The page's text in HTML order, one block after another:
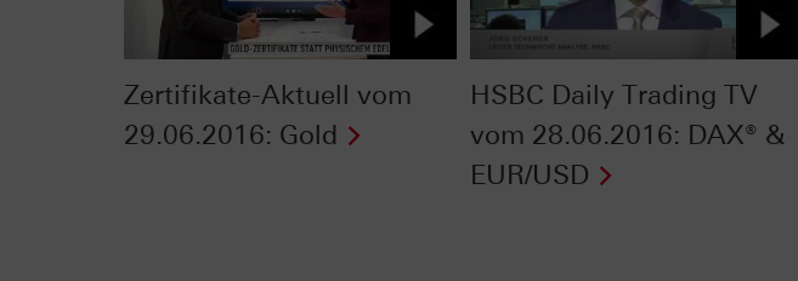
Zertifikate-Aktuell vom
29.06.2016: Gold
HSBC Daily Trading TV
vom 28.06.2016: DAX® &
EUR/USD